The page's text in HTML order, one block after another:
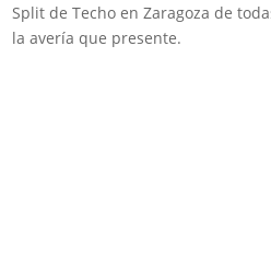
Split de Techo en Zaragoza de
la avería que presente.